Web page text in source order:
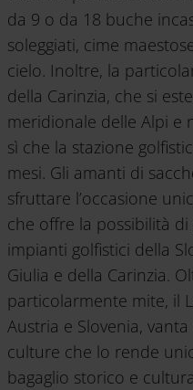
da 9 o da 18 buche
soleggiati, cime
cielo. Inoltre, la
della Carinzia, che si
meridionale delle Alpi e
sì che la stazione
mesi. Gli amanti di
sfruttare l’occasione
che offre la possibilità
impianti golfistici della
Giulia e della Carinzia.
particolarmente mite, il
Austria e Slovenia,
culture che lo rende
bagaglio storico e